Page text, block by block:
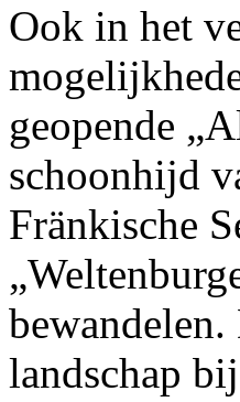
Ook in het
geopende
schoonhijd
Fränkische
landschap